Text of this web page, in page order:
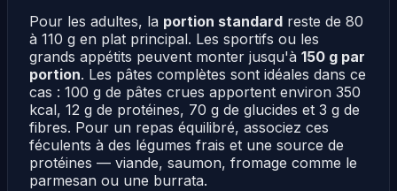
Pour les adultes, la portion standard reste de 80
à 110 g en plat principal. Les sportifs ou les
grands appétits peuvent monter jusqu'à 150 g par
portion. Les pâtes complètes sont idéales dans ce
cas : 100 g de pâtes crues apportent environ 350
kcal, 12 g de protéines, 70 g de glucides et 3 g de
fibres. Pour un repas équilibré, associez ces
féculents à des légumes frais et une source de
protéines — viande, saumon, fromage comme le
parmesan ou une burrata.